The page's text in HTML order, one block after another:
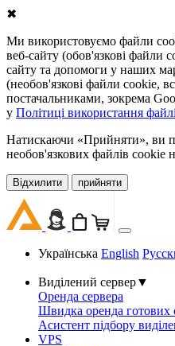
✖
Ми використовуємо файли
веб-сайту (обов'язкові файли
сайту та допомоги у наших
(необов'язкові файли cookie,
постачальниками, зокрема
у Політиці використання
Натискаючи «Прийняти», ви
необов'язкових файлів cookie
Відхилити прийняти
Українська English
Виділений сервер▼
Оренда сервера
Швидка оренда готових
Асистент підбору
VPS